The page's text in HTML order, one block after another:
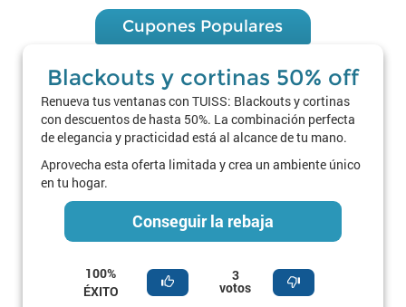
Cupones Populares
Blackouts y cortinas 50% off
Renueva tus ventanas con TUISS: Blackouts y cortinas
con descuentos de hasta 50%. La combinación perfecta
de elegancia y practicidad está al alcance de tu mano.
Aprovecha esta oferta limitada y crea un ambiente único
en tu hogar.
Conseguir la rebaja
100%
ÉXITO
3
votos